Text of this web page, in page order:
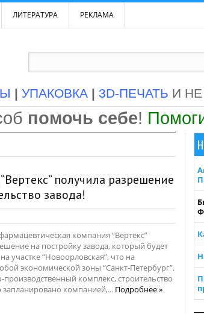
ЛИТЕРАТУРА РЕКЛАМА
| УПАКОВКА | 3D-ПЕЧАТЬ И
помочь себе!
получила разрешение
завода!
компания “Вертекс”
на постройку завода, который будет
участке “Новоорловская”, что на
экономической зоны “Санкт-Петербург”.
комплекс, строительство
запланировано компанией,... Подробнее »